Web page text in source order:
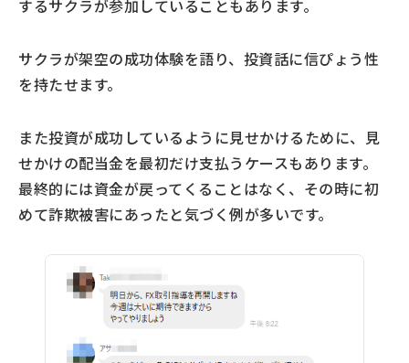
するサクラが参加していることもあります。
サクラが架空の成功体験を語り、投資話に信ぴょう性
を持たせます。
また投資が成功しているように見せかけるために、見
せかけの配当金を最初だけ支払うケースもあります。
最終的には資金が戻ってくることはなく、その時に初
めて詐欺被害にあったと気づく例が多いです。